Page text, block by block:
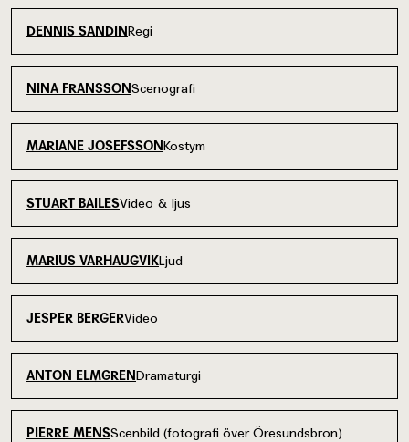
DENNIS SANDINRegi
NINA FRANSSONScenografi
MARIANE JOSEFSSONKostym
STUART BAILESVideo & ljus
MARIUS VARHAUGVIKLjud
JESPER BERGERVideo
ANTON ELMGRENDramaturgi
PIERRE MENSScenbild (fotografi över Öresundsbron)